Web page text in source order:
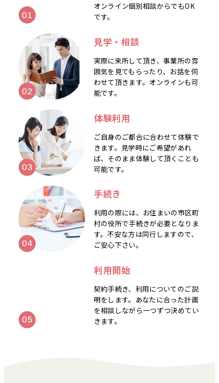
オンライン個別相談からでもOK
です。
見学・相談
実際に来所して頂き、事業所の雰
囲気を見てもらったり、お話を伺
わせて頂きます。オンラインも可
能です。
体験利用
ご自身のご都合に合わせて体験で
きます。見学時にご希望があれ
ば、そのまま体験して頂くことも
可能です。
手続き
利用の際には、お住まいの市区町
村の役所で手続きが必要となりま
す。不安な方は同行しますので、
ご安心下さい。
利用開始
契約手続き、利用についてのご説
明をします。あなたに合った計画
を相談しながら一つずつ決めてい
きます。